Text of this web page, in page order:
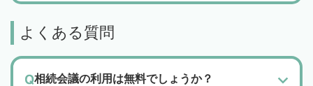
よくある質問
相続会議の利用は無料でしょうか？